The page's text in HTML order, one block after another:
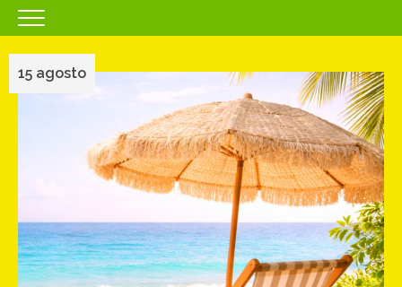
HOMEPAGE
IL CENTRO
COME RAGGIUNGERCI
PROMOZIONI
NEGOZI
EVENTI
15 agosto